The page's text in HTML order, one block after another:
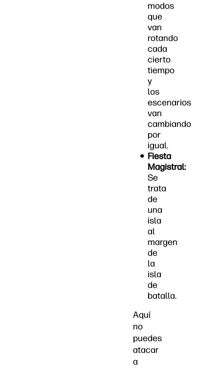
modos
que
van
rotando
cada
cierto
tiempo
y
los
escenarios
van
cambiando
por
igual.
Fiesta
Magistral:
Se
trata
de
una
isla
al
margen
de
la
isla
de
batalla.
Aquí
no
puedes
atacar
a